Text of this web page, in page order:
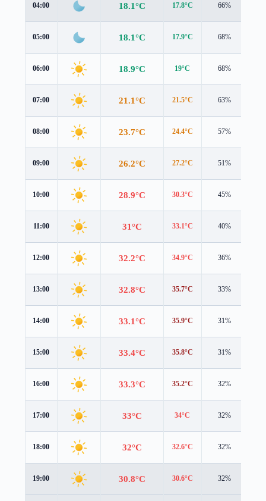
04:00 18.1°C 17.8°C 66%
05:00 18.1°C 17.9°C 68%
06:00 18.9°C 19°C 68%
07:00 21.1°C 21.5°C 63%
08:00 23.7°C 24.4°C 57%
09:00 26.2°C 27.2°C 51%
10:00 28.9°C 30.3°C 45%
11:00 31°C 33.1°C 40%
12:00 32.2°C 34.9°C 36%
13:00 32.8°C 35.7°C 33%
14:00 33.1°C 35.9°C 31%
15:00 33.4°C 35.8°C 31%
16:00 33.3°C 35.2°C 32%
17:00 33°C 34°C 32%
18:00 32°C 32.6°C 32%
19:00 30.8°C 30.6°C 32%